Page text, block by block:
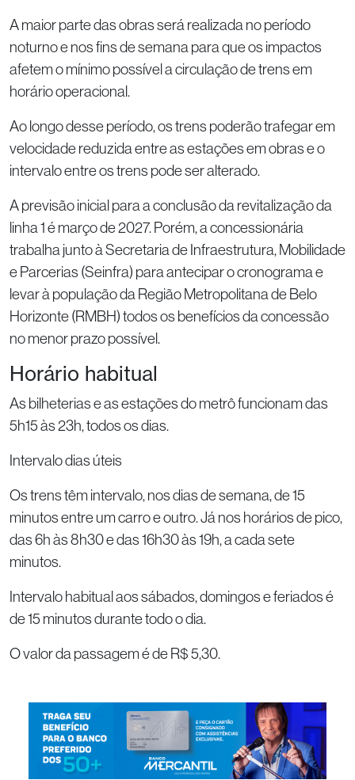
A maior parte das obras será realizada no período
noturno e nos fins de semana para que os impactos
afetem o mínimo possível a circulação de trens em
horário operacional.
Ao longo desse período, os trens poderão trafegar em
velocidade reduzida entre as estações em obras e o
intervalo entre os trens pode ser alterado.
A previsão inicial para a conclusão da revitalização da
linha 1 é março de 2027. Porém, a concessionária
trabalha junto à Secretaria de Infraestrutura, Mobilidade
e Parcerias (Seinfra) para antecipar o cronograma e
levar à população da Região Metropolitana de Belo
Horizonte (RMBH) todos os benefícios da concessão
no menor prazo possível.
Horário habitual
As bilheterias e as estações do metrô funcionam das
5h15 às 23h, todos os dias.
Intervalo dias úteis
Os trens têm intervalo, nos dias de semana, de 15
minutos entre um carro e outro. Já nos horários de pico,
das 6h às 8h30 e das 16h30 às 19h, a cada sete
minutos.
Intervalo habitual aos sábados, domingos e feriados é
de 15 minutos durante todo o dia.
O valor da passagem é de R$ 5,30.